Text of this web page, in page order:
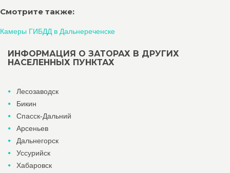
Смотрите также:
Камеры ГИБДД в Дальнереченске
ИНФОРМАЦИЯ О ЗАТОРАХ В ДРУГИХ
НАСЕЛЕННЫХ ПУНКТАХ
Лесозаводск
Бикин
Спасск-Дальний
Арсеньев
Дальнегорск
Уссурийск
Хабаровск